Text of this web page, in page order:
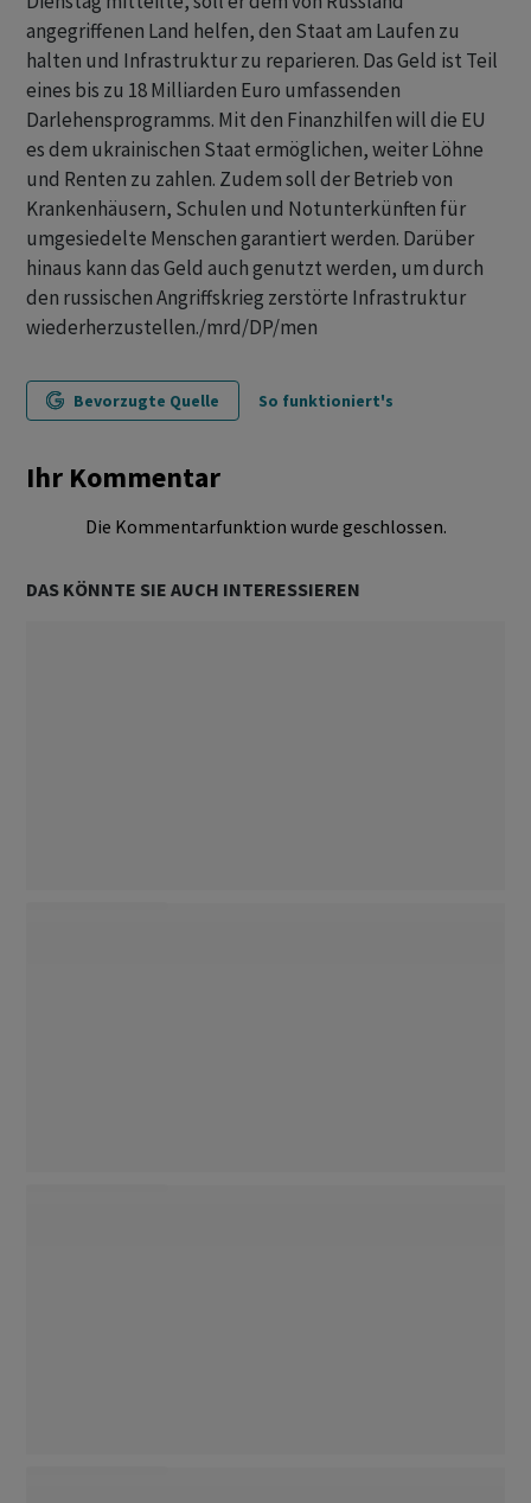
angegriffenen Land helfen, den Staat am Laufen zu
halten und Infrastruktur zu reparieren. Das Geld ist Teil
eines bis zu 18 Milliarden Euro umfassenden
Darlehensprogramms. Mit den Finanzhilfen will die EU
es dem ukrainischen Staat ermöglichen, weiter Löhne
und Renten zu zahlen. Zudem soll der Betrieb von
Krankenhäusern, Schulen und Notunterkünften für
umgesiedelte Menschen garantiert werden. Darüber
hinaus kann das Geld auch genutzt werden, um durch
den russischen Angriffskrieg zerstörte Infrastruktur
wiederherzustellen./mrd/DP/men
Bevorzugte Quelle So funktioniert's
Ihr Kommentar
Die Kommentarfunktion wurde geschlossen.
DAS KÖNNTE SIE AUCH INTERESSIEREN